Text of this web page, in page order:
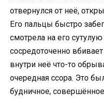
отвернулся от неё,
Его пальцы быстро
смотрела на его
сосредоточенно
внутри неё что-то
очередная ссора. Это
будничное,